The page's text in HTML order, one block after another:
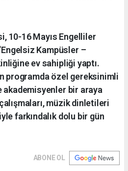
10-16 Mayıs Engelliler
Kampüsler –
ev sahipliği yaptı.
programda özel gereksinimli
bir araya
müzik dinletileri
farkındalık dolu bir gün
ABONE OL